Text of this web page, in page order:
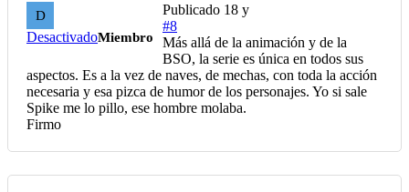
D
DesactivadoMiembro
Publicado 18 y
#8
Más allá de la animación y de la
BSO, la serie es única en todos sus
aspectos. Es a la vez de naves, de mechas, con toda la acción
necesaria y esa pizca de humor de los personajes. Yo si sale
Spike me lo pillo, ese hombre molaba.
Firmo